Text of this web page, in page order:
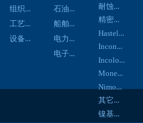
组织架构
工艺流程
设备展示
石油化工
船舶工程
电力工程
电子通信
耐蚀合金
精密合金
Hastelloy合金
Inconel合金
Incoloy合金
Monel合金
Nimonic合金
其它合金
镍基焊材